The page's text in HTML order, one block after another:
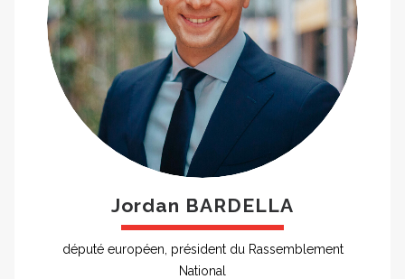
Jordan BARDELLA
député européen, président du Rassemblement
National